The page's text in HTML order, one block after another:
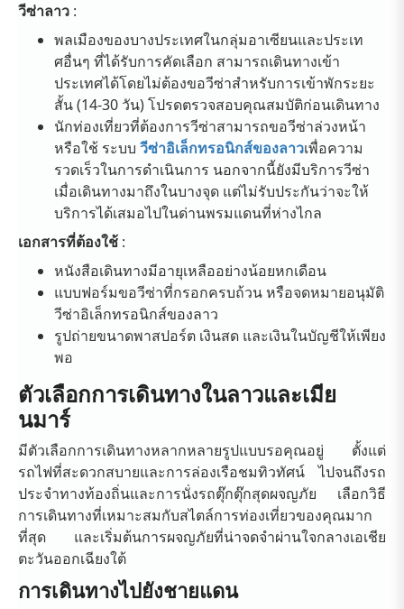
วีซ่าลาว :
พลเมืองของบางประเทศในกลุ่มอาเซียนและประเท
ศอื่นๆ ที่ได้รับการคัดเลือก สามารถเดินทางเข้า
ประเทศได้โดยไม่ต้องขอวีซ่าสำหรับการเข้าพักระยะ
สั้น (14-30 วัน) โปรดตรวจสอบคุณสมบัติก่อนเดินทาง
นักท่องเที่ยวที่ต้องการวีซ่าสามารถขอวีซ่าล่วงหน้า
หรือใช้ ระบบ วีซ่าอิเล็กทรอนิกส์ของลาวเพื่อความ
รวดเร็วในการดำเนินการ นอกจากนี้ยังมีบริการวีซ่า
เมื่อเดินทางมาถึงในบางจุด แต่ไม่รับประกันว่าจะให้
บริการได้เสมอไปในด่านพรมแดนที่ห่างไกล
เอกสารที่ต้องใช้ :
หนังสือเดินทางมีอายุเหลืออย่างน้อยหกเดือน
แบบฟอร์มขอวีซ่าที่กรอกครบถ้วน หรือจดหมายอนุมัติ
วีซ่าอิเล็กทรอนิกส์ของลาว
รูปถ่ายขนาดพาสปอร์ต เงินสด และเงินในบัญชีให้เพียง
พอ
ตัวเลือกการเดินทางในลาวและเมีย
นมาร์
มีตัวเลือกการเดินทางหลากหลายรูปแบบรอคุณอยู่ ตั้งแต่
รถไฟที่สะดวกสบายและการล่องเรือชมทิวทัศน์ ไปจนถึงรถ
ประจำทางท้องถิ่นและการนั่งรถตุ๊กตุ๊กสุดผจญภัย เลือกวิธี
การเดินทางที่เหมาะสมกับสไตล์การท่องเที่ยวของคุณมาก
ที่สุด และเริ่มต้นการผจญภัยที่น่าจดจำผ่านใจกลางเอเชีย
ตะวันออกเฉียงใต้
การเดินทางไปยังชายแดน